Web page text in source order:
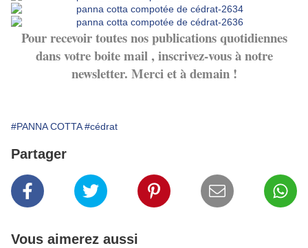
Pour recevoir toutes nos publications quotidiennes
dans votre boite mail , inscrivez-vous à notre
newsletter. Merci et à demain !
#PANNA COTTA #cédrat
Partager
Vous aimerez aussi